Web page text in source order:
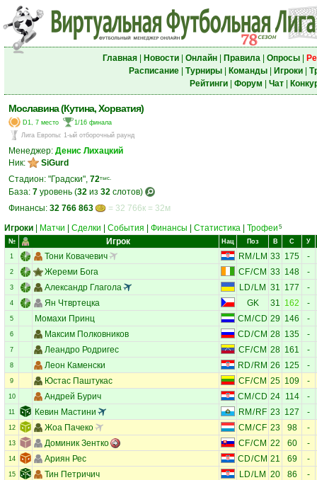
Главная| Новости| Онлайн| Правила| Опросы|
Расписание| Турниры| Команды| Игроки|
Рейтинги| Форум Чат|
Мославина (Кутина, Хорватия)
D1, 7 место
1/16 финала
Лига Европы: 1-ый отборочный раунд
Менеджер: Денис Лихацкий
Ник:
SiGurd
Стадион: "Градски", 72тыс.
База: 7 уровень (32 из 32 слотов)
Финансы: 32 766 863
= 32 766к = 32м
Игроки
Матчи Сделки События Финансы Статистика Трофеи 5
№ Игрок Нац Поз В С У
1 Тони Ковачевич RM /LM 33 175 -
2 Жереми Бога CF/CM 33 148 -
3 Александр Глагола LD/ LM 31 177 -
4 Ян Чтвртецка GK 31 162 -
5 Момахи Принц CM /CD 29 146 -
6 Максим Полковников CD/CM 28 135 -
7 Леандро Родригес CF/CM 28 161 -
8 Леон Каменски RD/ RM 26 125 -
9 Юстас Паштукас CF/CM 25 109 -
10 Андрей Бурич CM /CD 24 114 -
11 Кевин Мастини RM / RF 23 127 -
12 Жоа Пачеко CM /CF 23 98 -
13 Доминик Зентко CF/CM 22 60 -
14 Ариян Рес CD/CM 21 69 -
15 Тин Петричич LD/ LM 20 86 -